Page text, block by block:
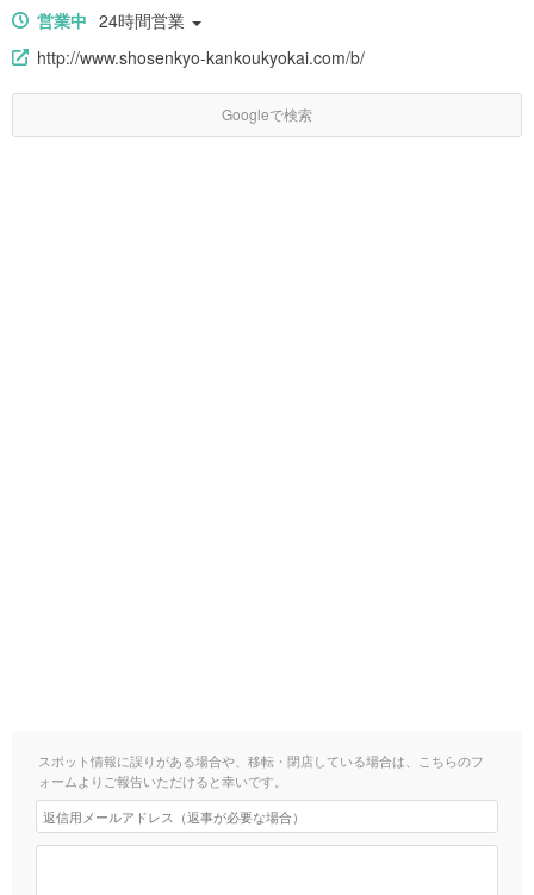
営業中 24時間営業
http://www.shosenkyo-kankoukyokai.com/b/
Googleで検索
スポット情報に誤りがある場合や、移転・閉店している場合は、こちらのフ
ォームよりご報告いただけると幸いです。